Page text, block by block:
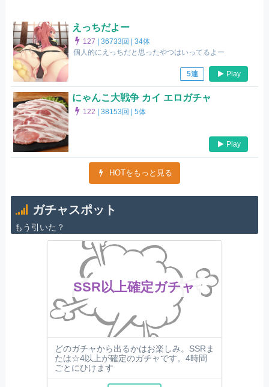
えっちだよー
127 |36733回 |34体
個人的にえっちだと思ったやつはいってるよー
5連 Play
にゃんこ大戦争 カイ エロガチャ
122 |38153回 |5体
Play
HOTをもっと見る
ガチャスポット
もう引いた？
SSR以上確定ガチャ
どのガチャから出るかはお楽しみ。SSRま
たは☆4以上が確定のガチャです。4時間
ごとにひけます